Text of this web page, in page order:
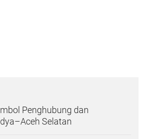
Penghubung dan
Selatan